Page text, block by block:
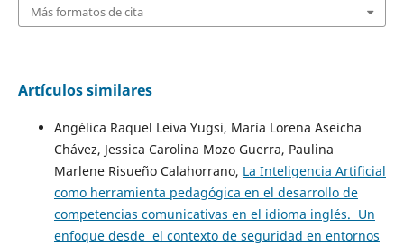
Más formatos de cita
Artículos similares
Angélica Raquel Leiva Yugsi, María Lorena Aseicha
Chávez, Jessica Carolina Mozo Guerra, Paulina
Marlene Risueño Calahorrano, La Inteligencia Artificial
como herramienta pedagógica en el desarrollo de
competencias comunicativas en el idioma inglés. Un
enfoque desde el contexto de seguridad en entornos